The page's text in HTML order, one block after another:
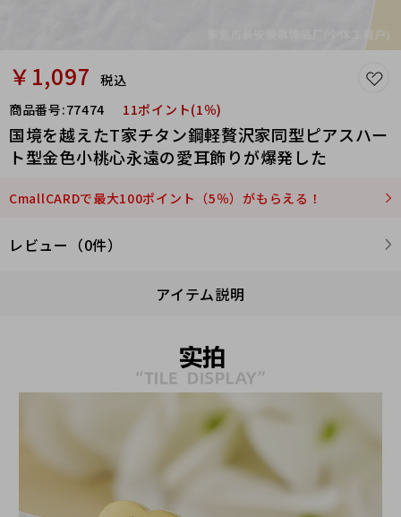
￥1,097
税込
商品番号:77474 11ポイント(1％)
国境を越えたT家チタン鋼軽贅沢家同型ピアスハー
ト型金色小桃心永遠の愛耳飾りが爆発した
CmallCARDで最大100ポイント（5％）がもらえる！
レビュー（0件）
アイテム説明